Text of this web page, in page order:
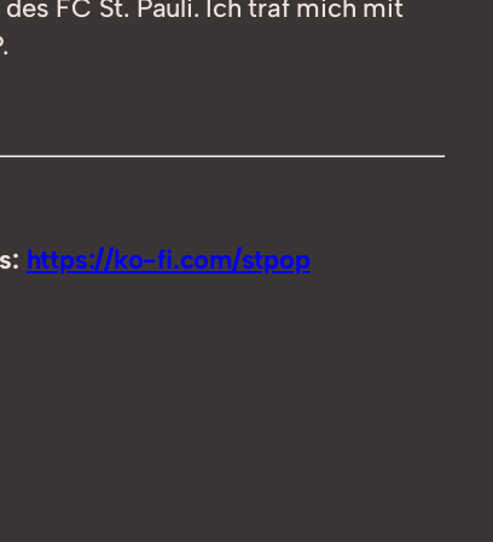
benutzen,
zu
FC St. Pauli. Ich traf mich mit
https://ko-fi.com/stpop